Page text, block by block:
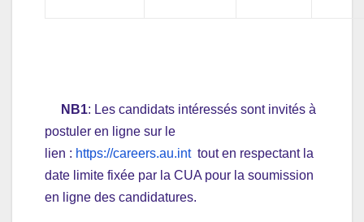
NB1: Les candidats intéressés sont invités à
postuler en ligne sur le
lien : https://careers.au.inttout en respectant la
date limite fixée par la CUA pour la soumission
en ligne des candidatures.